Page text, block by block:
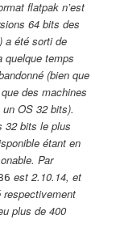
flatpak n’est
64 bits des
a été sorti de
quelque temps
(bien que
des machines
OS 32 bits).
32 bits le plus
étant en
Par
est 2.10.14, et
plus de 400